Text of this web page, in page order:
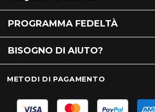
PROGRAMMA FEDELTÀ
BISOGNO DI AIUTO?
METODI DI PAGAMENTO